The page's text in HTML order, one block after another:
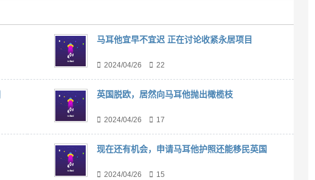
马耳他宜早不宜迟 正在讨论收紧永居项目
2024/04/26 22
英国脱欧，居然向马耳他抛出橄榄枝
2024/04/26 17
现在还有机会，申请马耳他护照还能移民英国
2024/04/26 15